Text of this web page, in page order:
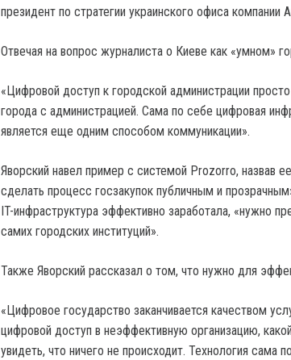
президент по стратегии украинского офиса компании
Отвечая на вопрос журналиста о Киеве как «умном»
«Цифровой доступ к городской администрации
города с администрацией. Сама по себе цифровая
является еще одним способом коммуникации».
Яворский навел пример с системой Prozorro, назвав
сделать процесс госзакупок публичным и
IT-инфраструктура эффективно заработала, «нужно
самих городских институций».
Также Яворский рассказал о том, что нужно для
«Цифровое государство заканчивается качеством
цифровой доступ в неэффективную организацию,
увидеть, что ничего не происходит. Технология сама